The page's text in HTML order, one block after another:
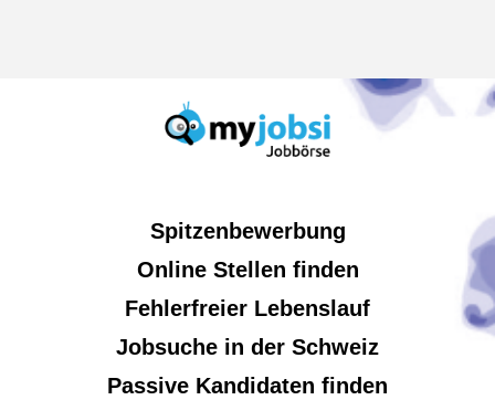
Spitzenbewerbung
Online Stellen finden
Fehlerfreier Lebenslauf
Jobsuche in der Schweiz
Passive Kandidaten finden